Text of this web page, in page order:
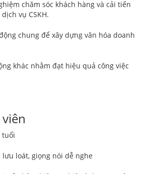
chăm sóc khách hàng và cải tiến
vụ CSKH.
chung để xây dựng văn hóa doanh
khác nhằm đạt hiệu quả công việc
tuổi
lưu loát, giọng nói dễ nghe